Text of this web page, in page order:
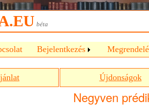
béta
Bejelentkezés
Újdonságok
Negyven